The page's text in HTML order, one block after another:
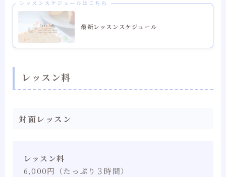
レッスンスケジュールはこちら
最新レッスンスケジュール
レッスン料
対面レッスン
レッスン料
6,000円（たっぷり３時間）